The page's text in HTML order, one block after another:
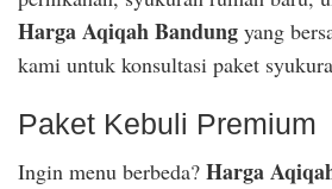
Harga Aqiqah Bandung yang
kami untuk konsultasi paket
Paket Kebuli Premium
Ingin menu berbeda? Harga